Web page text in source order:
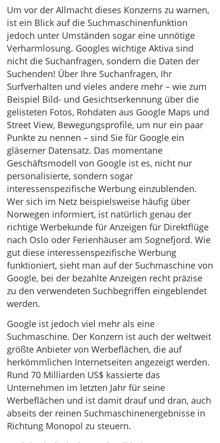
Um vor der Allmacht dieses Konzerns zu warnen,
ist ein Blick auf die Suchmaschinenfunktion
jedoch unter Umständen sogar eine unnötige
Verharmlosung. Googles wichtige Aktiva sind
nicht die Suchanfragen, sondern die Daten der
Suchenden! Über Ihre Suchanfragen, Ihr
Surfverhalten und vieles andere mehr – wie zum
Beispiel Bild- und Gesichtserkennung über die
gelisteten Fotos, Rohdaten aus Google Maps und
Street View, Bewegungsprofile, um nur ein paar
Punkte zu nennen – sind Sie für Google ein
gläserner Datensatz. Das momentane
Geschäftsmodell von Google ist es, nicht nur
personalisierte, sondern sogar
interessenspezifische Werbung einzublenden.
Wer sich im Netz beispielsweise häufig über
Norwegen informiert, ist natürlich genau der
richtige Werbekunde für Anzeigen für Direktflüge
nach Oslo oder Ferienhäuser am Sognefjord. Wie
gut diese interessenspezifische Werbung
funktioniert, sieht man auf der Suchmaschine von
Google, bei der bezahlte Anzeigen recht präzise
zu den verwendeten Suchbegriffen eingeblendet
werden.
Google ist jedoch viel mehr als eine
Suchmaschine. Der Konzern ist auch der weltweit
größte Anbieter von Werbeflächen, die auf
herkömmlichen Internetseiten angezeigt werden.
Rund 70 Milliarden US$ kassierte das
Unternehmen im letzten Jahr für seine
Werbeflächen und ist damit drauf und dran, auch
abseits der reinen Suchmaschinenergebnisse in
Richtung Monopol zu steuern.